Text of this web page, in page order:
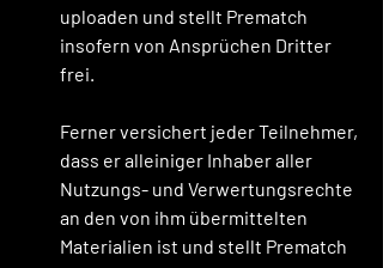
uploaden und stellt Prematch
insofern von Ansprüchen Dritter
frei.
Ferner versichert jeder Teilnehmer,
dass er alleiniger Inhaber aller
Nutzungs- und Verwertungsrechte
an den von ihm übermittelten
Materialien ist und stellt Prematch